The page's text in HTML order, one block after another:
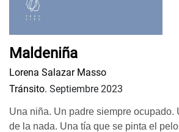
Maldeniña
Lorena Salazar Masso
Tránsito. Septiembre 2023
Una niña. Un padre siempre ocupado.
de la nada. Una tía que se pinta el